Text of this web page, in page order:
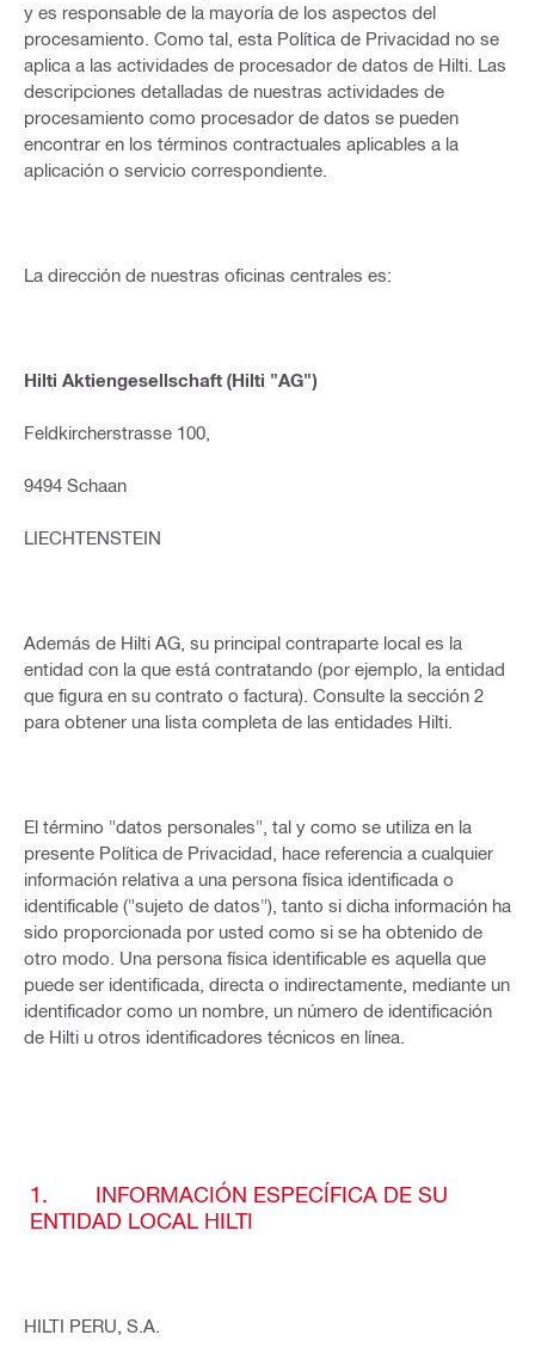
y es responsable de la mayoría de los aspectos del
procesamiento. Como tal, esta Política de Privacidad no se
aplica a las actividades de procesador de datos de Hilti. Las
descripciones detalladas de nuestras actividades de
procesamiento como procesador de datos se pueden
encontrar en los términos contractuales aplicables a la
aplicación o servicio correspondiente.
La dirección de nuestras oficinas centrales es:
Hilti Aktiengesellschaft (Hilti "AG")
Feldkircherstrasse 100,
9494 Schaan
LIECHTENSTEIN
Además de Hilti AG, su principal contraparte local es la
entidad con la que está contratando (por ejemplo, la entidad
que figura en su contrato o factura). Consulte la sección 2
para obtener una lista completa de las entidades Hilti.
El término "datos personales", tal y como se utiliza en la
presente Política de Privacidad, hace referencia a cualquier
información relativa a una persona física identificada o
identificable ("sujeto de datos"), tanto si dicha información ha
sido proporcionada por usted como si se ha obtenido de
otro modo. Una persona física identificable es aquella que
puede ser identificada, directa o indirectamente, mediante un
identificador como un nombre, un número de identificación
de Hilti u otros identificadores técnicos en línea.
1. INFORMACIÓN ESPECÍFICA DE SU
ENTIDAD LOCAL HILTI
HILTI PERU, S.A.